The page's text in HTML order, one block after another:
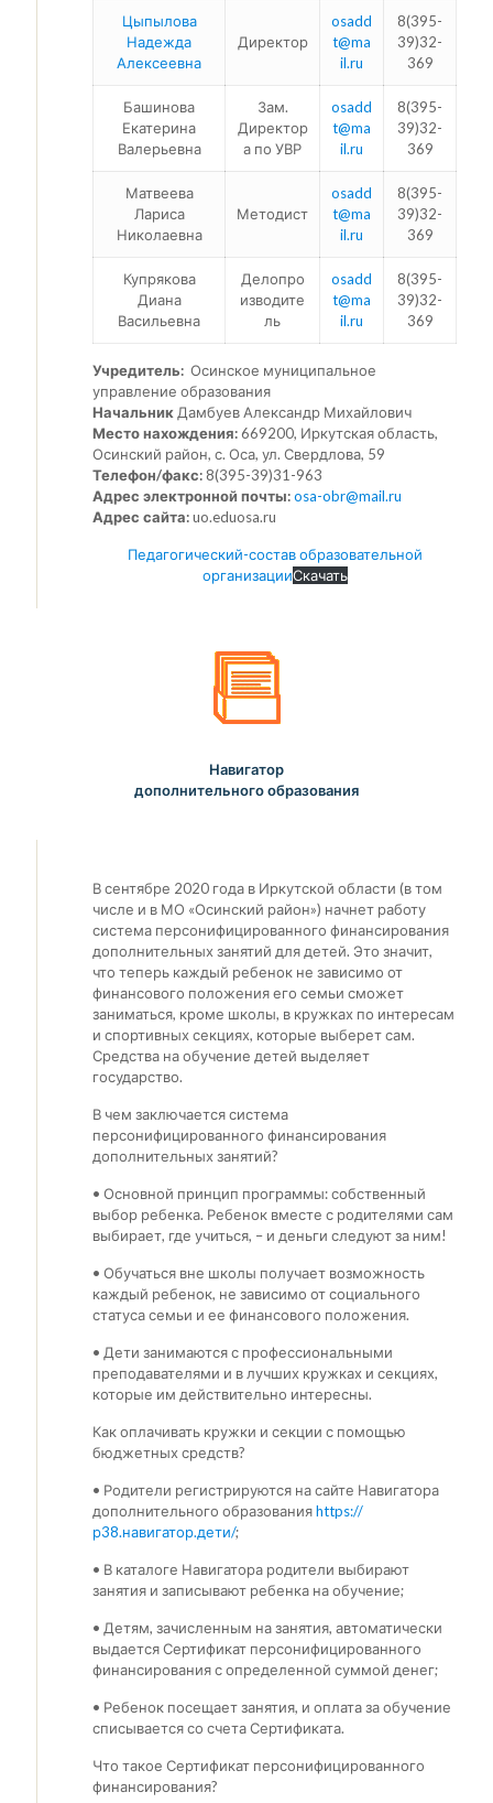
Цыпылова
Надежда
Алексеевна
Директор
osadd
t@ma
il.ru
8(395-
39)32-
369
Башинова
Екатерина
Валерьевна
Зам.
Директор
а по УВР
osadd
t@ma
il.ru
8(395-
39)32-
369
Матвеева
Лариса
Николаевна
Методист
osadd
t@ma
il.ru
8(395-
39)32-
369
Купрякова
Диана
Васильевна
Делопро
изводите
ль
osadd
t@ma
il.ru
8(395-
39)32-
369
Учредитель: Осинское муниципальное
управление образования
Начальник Дамбуев Александр Михайлович
Место нахождения:669200, Иркутская область,
Осинский район, с. Оса, ул. Свердлова, 59
Телефон/факс: 8(395-39)31-963
Адрес электронной почты:osa-obr@mail.ru
Адрес сайта:uo.eduosa.ru
Педагогический-состав образовательной
организацииСкачать
Навигатор
дополнительного образования
В сентябре 2020 года в Иркутской области (в том
числе и в МО «Осинский район») начнет работу
система персонифицированного финансирования
дополнительных занятий для детей. Это значит,
что теперь каждый ребенок не зависимо от
финансового положения его семьи сможет
заниматься, кроме школы, в кружках по интересам
и спортивных секциях, которые выберет сам.
Средства на обучение детей выделяет
государство.
В чем заключается система
персонифицированного финансирования
дополнительных занятий?
• Основной принцип программы: собственный
выбор ребенка. Ребенок вместе с родителями сам
выбирает, где учиться, – и деньги следуют за ним!
• Обучаться вне школы получает возможность
каждый ребенок, не зависимо от социального
статуса семьи и ее финансового положения.
• Дети занимаются с профессиональными
преподавателями и в лучших кружках и секциях,
которые им действительно интересны.
Как оплачивать кружки и секции с помощью
бюджетных средств?
• Родители регистрируются на сайте Навигатора
дополнительного образованияhttps://
р38.навигатор.дети/;
• В каталоге Навигатора родители выбирают
занятия и записывают ребенка на обучение;
• Детям, зачисленным на занятия, автоматически
выдается Сертификат персонифицированного
финансирования с определенной суммой денег;
• Ребенок посещает занятия, и оплата за обучение
списывается со счета Сертификата.
Что такое Сертификат персонифицированного
финансирования?